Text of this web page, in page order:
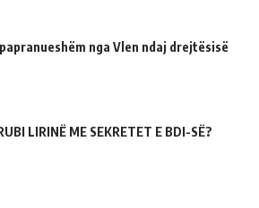
nga Vlen ndaj drejtësisë
LIRINË ME SEKRETET E BDI-SË?